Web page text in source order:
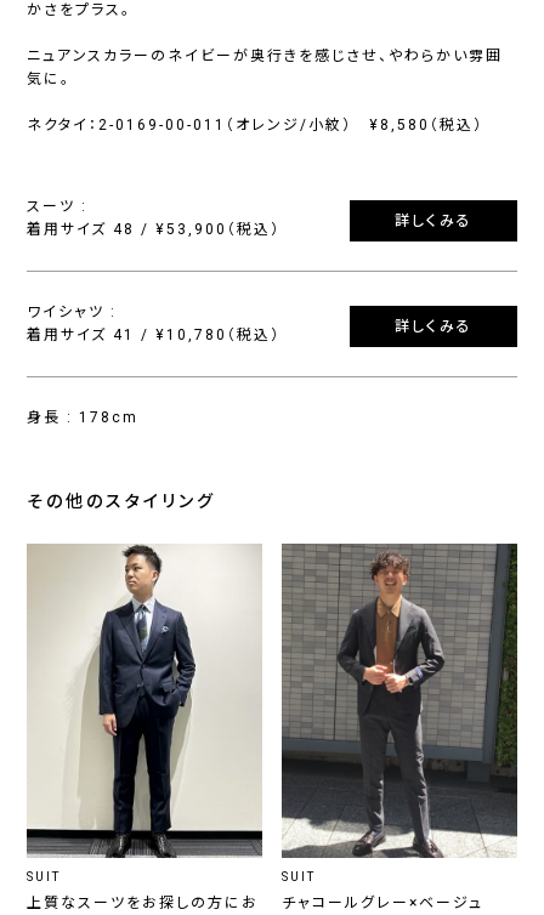
かさをプラス。
ニュアンスカラーのネイビーが奥行きを感じさせ、やわらかい雰囲
気に。
ネクタイ：2-0169-00-011（オレンジ/小紋） ¥8,580（税込）
スーツ :
着用サイズ 48 / ¥53,900（税込）
詳しくみる
ワイシャツ :
着用サイズ 41 / ¥10,780（税込）
詳しくみる
身長 : 178cm
その他のスタイリング
SUIT
上質なスーツをお探しの方にお
SUIT
チャコールグレー×ベージュ